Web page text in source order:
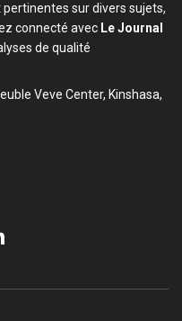
sur divers sujets,
connecté avec Le Journal
de qualité
Veve Center, Kinshasa,